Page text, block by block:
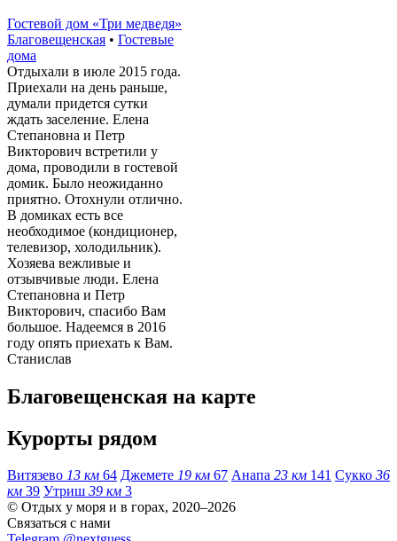
Гостевой дом «Три медведя»
Благовещенская • Гостевые
дома
Отдыхали в июле 2015 года.
Приехали на день раньше,
думали придется сутки
ждать заселение. Елена
Степановна и Петр
Викторович встретили у
дома, проводили в гостевой
домик. Было неожиданно
приятно. Отохнули отлично.
В домиках есть все
необходимое (кондиционер,
телевизор, холодильник).
Хозяева вежливые и
отзывчивые люди. Елена
Степановна и Петр
Викторович, спасибо Вам
большое. Надеемся в 2016
году опять приехать к Вам.
Станислав
Благовещенская на карте
Курорты рядом
Витязево 13 км 64 Джемете 19 км 67 Анапа 23 км 141 Сукко 36
км 39 Утриш 39 км 3
© Отдых у моря и в горах, 2020–2026
Связаться с нами